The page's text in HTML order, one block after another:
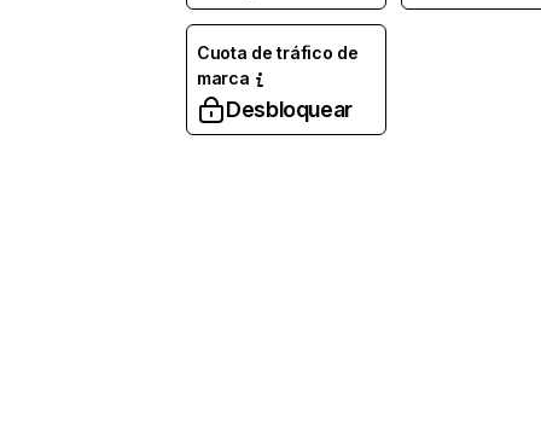
Cuota de tráfico de
marca
Desbloquear